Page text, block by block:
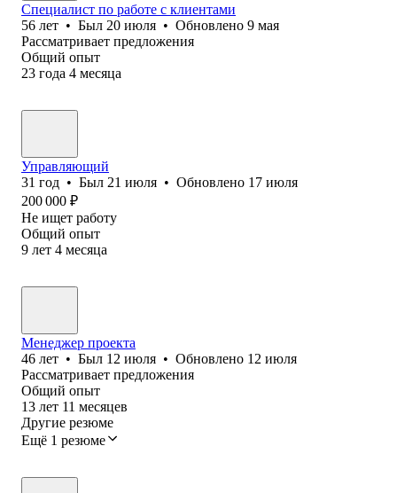
Специалист по работе с клиентами
56 лет • Был 20 июля • Обновлено 9 мая
Рассматривает предложения
Общий опыт
23 года 4 месяца
Управляющий
31 год • Был 21 июля • Обновлено 17 июля
200 000 ₽
Не ищет работу
Общий опыт
9 лет 4 месяца
Менеджер проекта
46 лет • Был 12 июля • Обновлено 12 июля
Рассматривает предложения
Общий опыт
13 лет 11 месяцев
Другие резюме
Ещё 1 резюме